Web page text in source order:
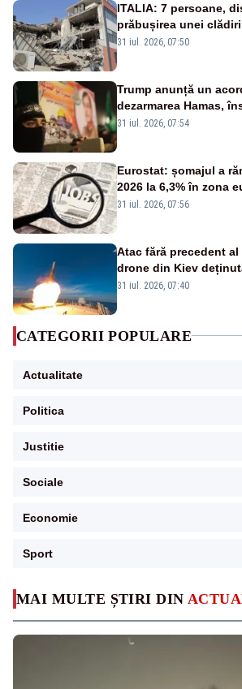
MAI MULTE ȘTIRI DIN
ITALIA: 7 persoane,
prăbușirea unei
31 iul. 2026, 07:50
Trump anunță un
dezarmarea Hamas,
Israelului rămâne incert
31 iul. 2026, 07:54
Eurostat: șomajul a
2026 la 6,3% în zona
31 iul. 2026, 07:56
Atac fără precedent
drone din Kiev
americană, distrusă de
31 iul. 2026, 07:40
CATEGORII POPULARE
Actualitate
Politica
Justitie
Sociale
Economie
Sport